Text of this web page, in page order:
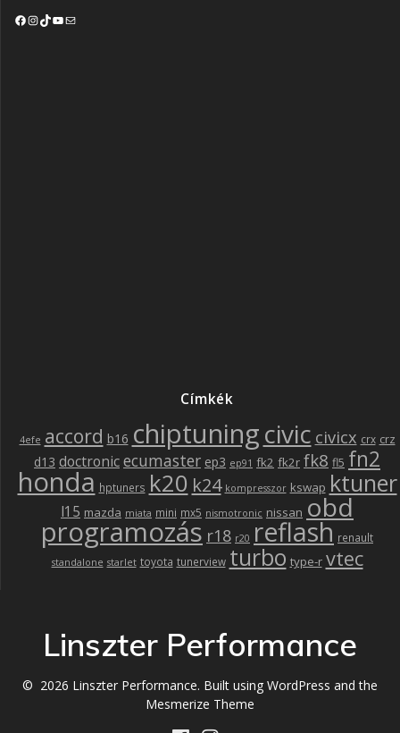
Facebook
Instagram
TikTok
YouTube
Mail
Címkék
4efe accord b16 chiptuningcivic civicx crx crz
d13 doctronicecumaster ep3 ep91 fk2 fk2r fk8 fl5 fn2
honda hptuners k20 k24 kompresszor kswap ktuner
l15 mazda miata mini mx5 nismotronic nissan obd
programozás r18 r20 reflash renault
standalone starlet toyota tunerview turbo type-r vtec
Linszter Performance
© 2026 Linszter Performance. Built using WordPress and the
Mesmerize Theme